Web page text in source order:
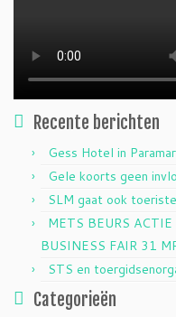
Recente berichten
Gess Hotel in
Gele koorts geen
SLM gaat ook
METS BEURS
BUSINESS FAIR 31
STS en
Categorieën